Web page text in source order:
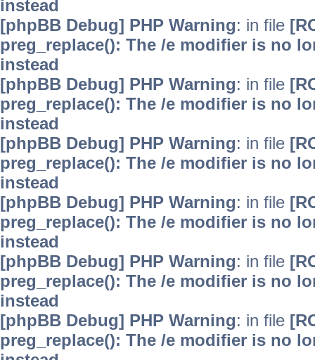
instead
[phpBB Debug] PHP Warning: in file
preg_replace(): The /e modifier is no
instead
[phpBB Debug] PHP Warning: in file
preg_replace(): The /e modifier is no
instead
[phpBB Debug] PHP Warning: in file
preg_replace(): The /e modifier is no
instead
[phpBB Debug] PHP Warning: in file
preg_replace(): The /e modifier is no
instead
[phpBB Debug] PHP Warning: in file
preg_replace(): The /e modifier is no
instead
[phpBB Debug] PHP Warning: in file
preg_replace(): The /e modifier is no